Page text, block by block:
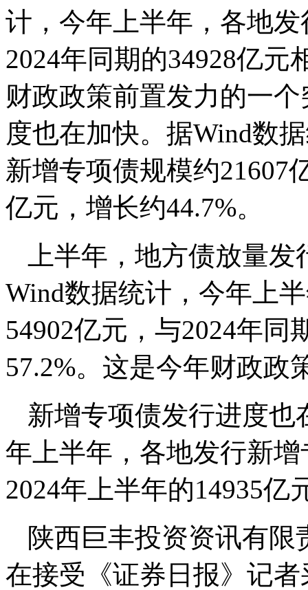
计，今年上半年，各地
2024年同期的34928亿元
财政政策前置发力的一
度也在加快。据Wind数
新增专项债规模约21607
亿元，增长约44.7%。
上半年，地方债放量
Wind数据统计，今年上
54902亿元，与2024年同
57.2%。这是今年财政政
新增专项债发行进度也
年上半年，各地发行新
2024年上半年的14935亿
陕西巨丰投资资讯有
在接受《证券日报》记